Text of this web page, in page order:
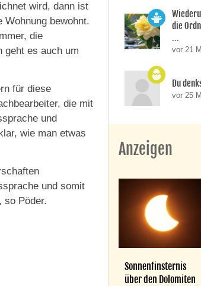
wird, dann ist
bewohnt.
die
geht es auch um
für diese
die mit
und
wie man etwas
und somit
so Pöder.
die
...
vor 21
Du
vor 25
Anzeigen
Sonnenfinsternis
über den Dolomiten